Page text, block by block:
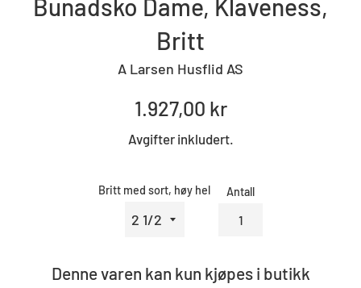
Bunadsko Dame, Klaveness,
Britt
A Larsen Husflid AS
Standard
1.927,00 kr
Avgifter inkludert.
Britt med sort, høy hel Antall
Denne varen kan kun kjøpes i butikk